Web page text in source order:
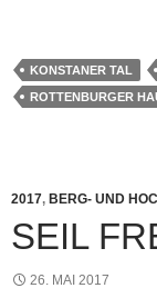
KONSTANER TAL
ROTTENBURGER
2017, BERG- UND
SEIL
26. MAI 2017